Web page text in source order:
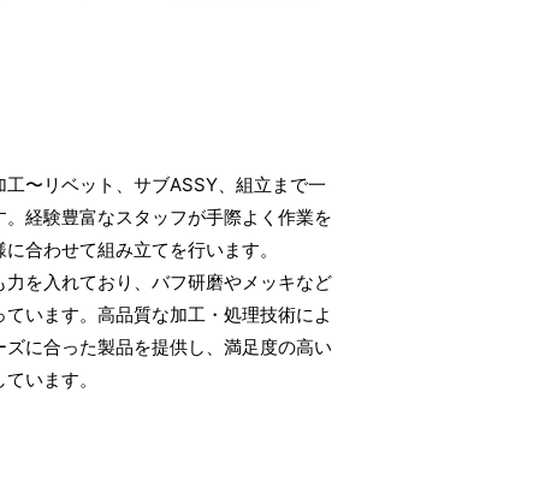
〜リベット、サブASSY、組立まで一
経験豊富なスタッフが手際よく作業を
合わせて組み立てを行います。
力を入れており、バフ研磨やメッキなど
います。高品質な加工・処理技術によ
に合った製品を提供し、満足度の高い
います。